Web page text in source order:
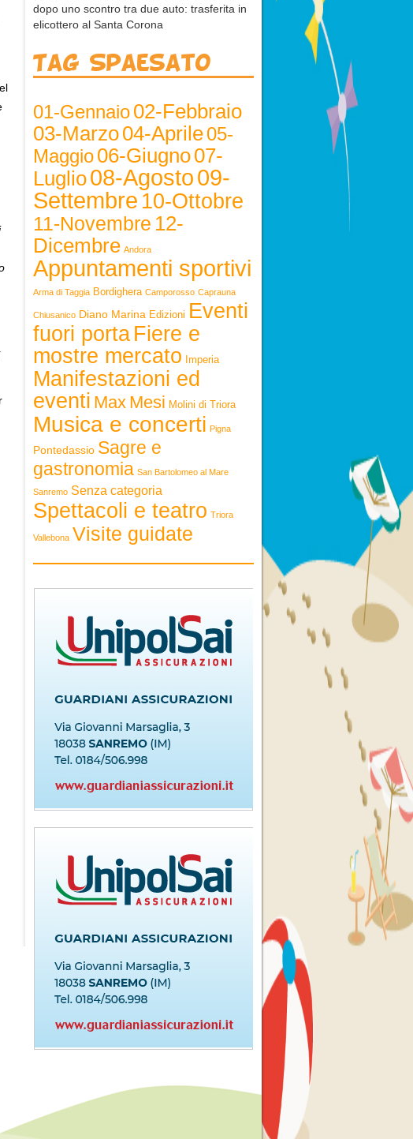
dopo uno scontro tra due auto: trasferita in
elicottero al Santa Corona
Tag Spaesato
01-Gennaio02-Febbraio
03-Marzo04-Aprile05-
Maggio06-Giugno07-
Luglio08-Agosto09-
Settembre 10-Ottobre
11-Novembre 12-
Dicembre Andora
Appuntamenti sportivi
Arma di Taggia Bordighera Camporosso Caprauna
Chiusanico Diano Marina Edizioni Eventi
fuori porta Fiere e
mostre mercato
Imperia
Manifestazioni ed
eventi Max Mesi Molini di Triora
Musica e concerti Pigna
Pontedassio Sagre e
gastronomia San Bartolomeo al Mare
Sanremo Senza categoria
Spettacoli e teatro Triora
Vallebona Visite guidate